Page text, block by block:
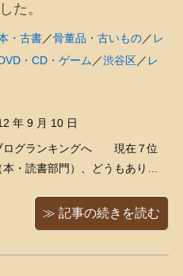
た。
・古書／骨董品・古いもの／ レ
・CD・ゲーム／渋谷区／ レ
年 9 月 10 日
ログランキングへ 現在７位
本・読書部門）、どうもありが
大の猫好きだと知ったガイドさ
ツアーの最後に渡して下さった
≫ 記事の続きを読む